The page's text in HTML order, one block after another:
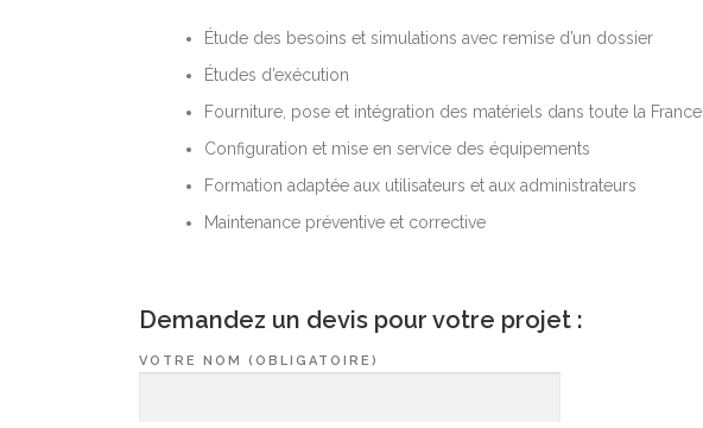
Étude des besoins et simulations avec remise d’un dossier
Études d’exécution
Fourniture, pose et intégration des matériels dans toute la France
Configuration et mise en service des équipements
Formation adaptée aux utilisateurs et aux administrateurs
Maintenance préventive et corrective
Demandez un devis pour votre projet :
VOTRE NOM (OBLIGATOIRE)